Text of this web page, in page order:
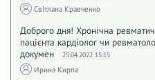
Світлана Кравченко
Доброго дня! Хронічна
пацієнта кардіолог чи
докумен
25.04.2022 15:15
Ирина Кирпа